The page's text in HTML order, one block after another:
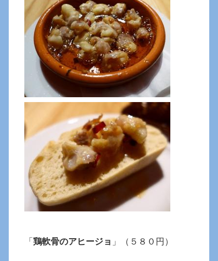
「鶏軟骨のアヒージョ 」（５８０円）